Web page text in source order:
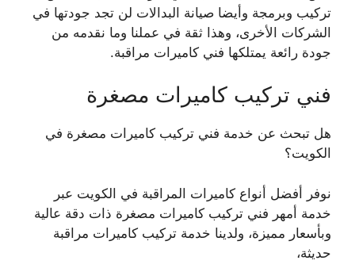
تركيب وبرمجة وأيضا صيانة البدالات لن تجد جودتها في
الشركات الأخرى، وهذا ثقة في عملنا وما نقدمه من
جودة رائعة يمتلكها فني كاميرات مراقبة.
فني تركيب كاميرات مصغرة
هل تبحث عن خدمة فني تركيب كاميرات مصغرة في
الكويت؟
نوفر أفضل أنواع كاميرات المراقبة في الكويت عبر
خدمة أمهر فني تركيب كاميرات مصغرة ذات دقة عالية
وبأسعار مميزة، ولدينا خدمة تركيب كاميرات مراقبة
حديثة،